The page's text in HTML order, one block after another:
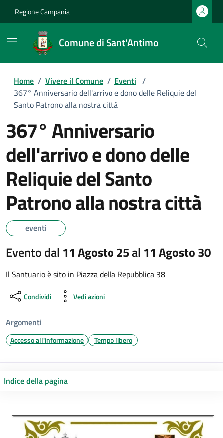
Regione Campania
Comune di Sant'Antimo
Home / Vivere il Comune / Eventi /
367° Anniversario dell'arrivo e dono delle Reliquie del
Santo Patrono alla nostra città
367° Anniversario
dell'arrivo e dono delle
Reliquie del Santo
Patrono alla nostra città
eventi
Evento dal 11 Agosto 25al 11 Agosto 30
Il Santuario è sito in Piazza della Repubblica 38
Condividi Vedi azioni
Argomenti
Accesso all'informazione Tempo libero
Indice della pagina